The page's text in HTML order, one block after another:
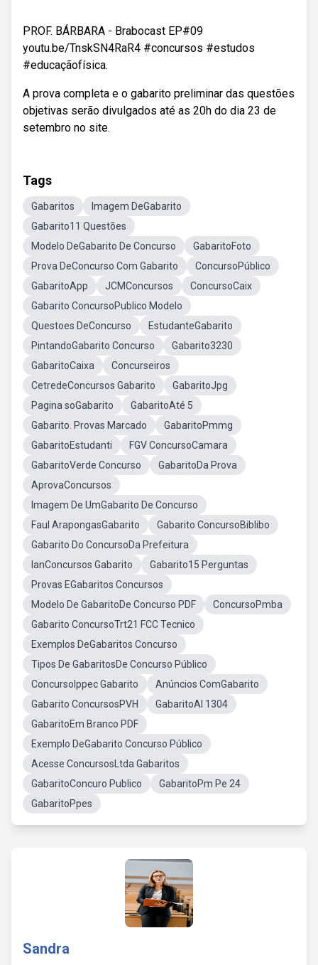
PROF. BÁRBARA - Brabocast EP#09
youtu.be/TnskSN4RaR4 #concursos #estudos
#educaçãofísica.
A prova completa e o gabarito preliminar das questões
objetivas serão divulgados até as 20h do dia 23 de
setembro no site.
Tags
Gabaritos
Imagem DeGabarito
Gabarito11 Questões
Modelo DeGabarito De Concurso
GabaritoFoto
Prova DeConcurso Com Gabarito
ConcursoPúblico
GabaritoApp
JCMConcursos
ConcursoCaix
Gabarito ConcursoPublico Modelo
Questoes DeConcurso
EstudanteGabarito
PintandoGabarito Concurso
Gabarito3230
GabaritoCaixa
Concurseiros
CetredeConcursos Gabarito
GabaritoJpg
Pagina soGabarito
GabaritoAté 5
Gabarito. Provas Marcado
GabaritoPmmg
GabaritoEstudanti
FGV ConcursoCamara
GabaritoVerde Concurso
GabaritoDa Prova
AprovaConcursos
Imagem De UmGabarito De Concurso
Faul ArapongasGabarito
Gabarito ConcursoBiblibo
Gabarito Do ConcursoDa Prefeitura
IanConcursos Gabarito
Gabarito15 Perguntas
Provas EGabaritos Concursos
Modelo De GabaritoDe Concurso PDF
ConcursoPmba
Gabarito ConcursoTrt21 FCC Tecnico
Exemplos DeGabaritos Concurso
Tipos De GabaritosDe Concurso Público
ConcursoIppec Gabarito
Anúncios ComGabarito
Gabarito ConcursosPVH
GabaritoAl 1304
GabaritoEm Branco PDF
Exemplo DeGabarito Concurso Público
Acesse ConcursosLtda Gabaritos
GabaritoConcuro Publico
GabaritoPm Pe 24
GabaritoPpes
Sandra